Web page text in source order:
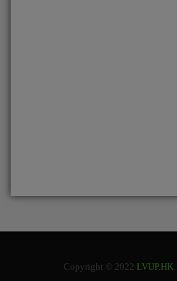
Copyright © 2022 LVUP.HK